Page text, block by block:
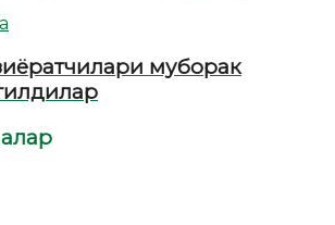
муборак